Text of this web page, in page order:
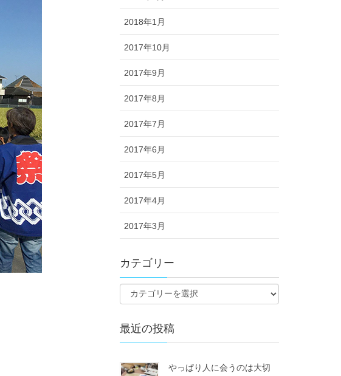
2018年1月
2017年10月
2017年9月
2017年8月
2017年7月
2017年6月
2017年5月
2017年4月
2017年3月
カテゴリー
最近の投稿
やっぱり人に会うのは大切